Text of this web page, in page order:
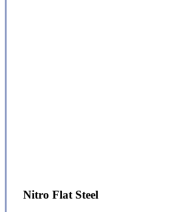
Nitro Flat Steel